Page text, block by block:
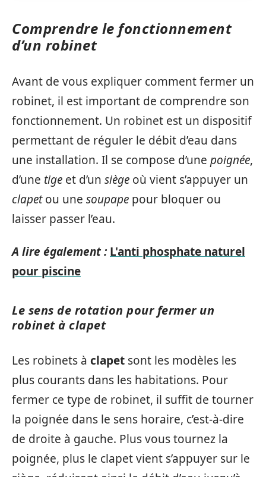
Comprendre le fonctionnement
d’un robinet
Avant de vous expliquer comment fermer un
robinet, il est important de comprendre son
fonctionnement. Un robinet est un dispositif
permettant de réguler le débit d’eau dans
une installation. Il se compose d’une poignée,
d’une tige et d’un siège où vient s’appuyer un
clapetou une soupape pour bloquer ou
laisser passer l’eau.
A lire également : L'anti phosphate naturel
pour piscine
Le sens de rotation pour fermer un
robinet à clapet
Les robinets à clapet sont les modèles les
plus courants dans les habitations. Pour
fermer ce type de robinet, il suffit de tourner
la poignée dans le sens horaire, c’est-à-dire
de droite à gauche. Plus vous tournez la
poignée, plus le clapet vient s’appuyer sur le